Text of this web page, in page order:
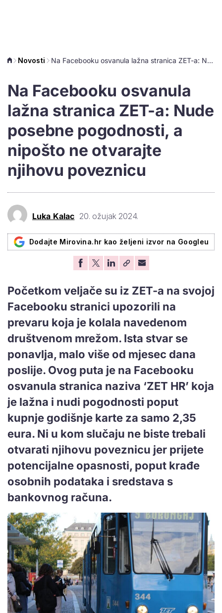
Novosti Na Facebooku osvanula lažna stranica ZET-a: Nude posebne pogodnosti, a nipošto ne otvarajte njihovu poveznicu
Na Facebooku osvanula
lažna stranica ZET-a: Nude
posebne pogodnosti, a
nipošto ne otvarajte
njihovu poveznicu
Luka Kalac 20. ožujak 2024.
Dodajte Mirovina.hr kao željeni izvor na Googleu
Početkom veljače su iz ZET-a na svojoj
Facebooku stranici upozorili na
prevaru koja je kolala navedenom
društvenom mrežom. Ista stvar se
ponavlja, malo više od mjesec dana
poslije. Ovog puta je na Facebooku
osvanula stranica naziva ‘ZET HR’ koja
je lažna i nudi pogodnosti poput
kupnje godišnje karte za samo 2,35
eura. Ni u kom slučaju ne biste trebali
otvarati njihovu poveznicu jer prijete
potencijalne opasnosti, poput krađe
osobnih podataka i sredstava s
bankovnog računa.